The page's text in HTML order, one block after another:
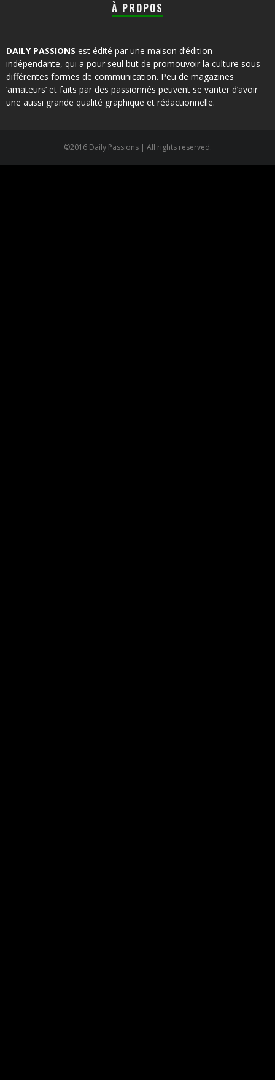
À PROPOS
DAILY PASSIONS est édité par une maison d’édition
indépendante, qui a pour seul but de promouvoir la culture sous
différentes formes de communication. Peu de magazines
‘amateurs’ et faits par des passionnés peuvent se vanter d’avoir
une aussi grande qualité graphique et rédactionnelle.
©2016 Daily Passions | All rights reserved.